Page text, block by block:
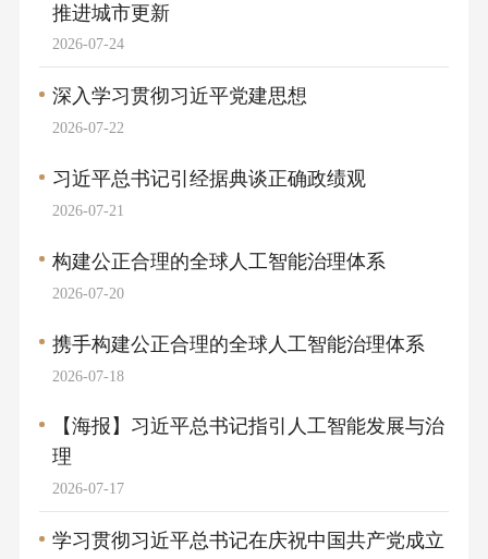
2026-07-24
推进城市更新
2026-07-22
深入学习贯彻习近平党建思想
2026-07-21
习近平总书记引经据典谈正确政绩观
2026-07-20
构建公正合理的全球人工智能治理体系
2026-07-18
携手构建公正合理的全球人工智能治理体系
2026-07-17
【海报】习近平总书记指引人工智能发展与治
理
学习贯彻习近平总书记在庆祝中国共产党成立